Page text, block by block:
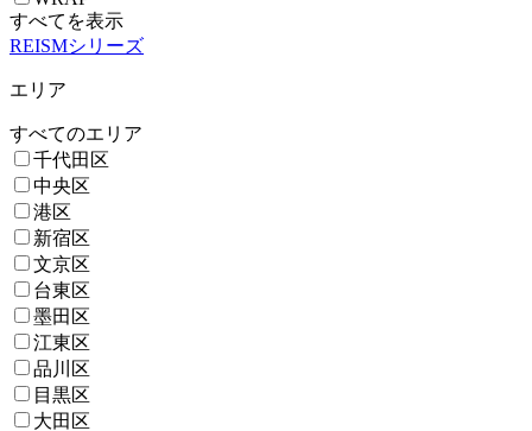
すべてを表示
REISMシリーズ
エリア
すべてのエリア
千代田区
中央区
港区
新宿区
文京区
台東区
墨田区
江東区
品川区
目黒区
大田区